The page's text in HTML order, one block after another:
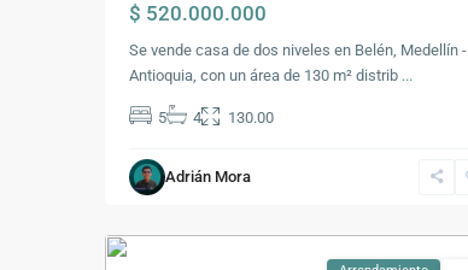
$ 520.000.000
Se vende casa de dos niveles en Belén, Medellín -
Antioquia, con un área de 130 m² distrib ...
5 4 130.00
Adrián Mora
Comuna
16
Belén,